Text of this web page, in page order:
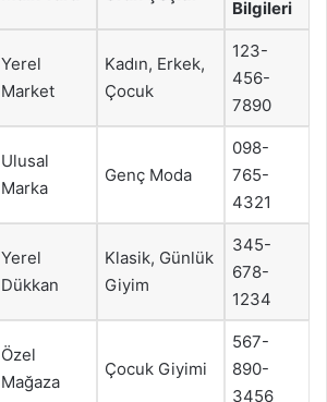
Bilgileri
Yerel
Market
Kadın, Erkek,
Çocuk
123-
456-
7890
Ulusal
Marka
Genç Moda
098-
765-
4321
Yerel
Dükkan
Klasik, Günlük
Giyim
345-
678-
1234
Özel
Mağaza
Çocuk Giyimi
567-
890-
3456